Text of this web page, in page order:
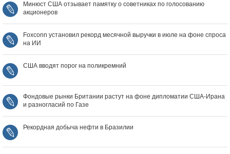
Минюст США отзывает памятку о советниках по голосованию
акционеров
Foxconn установил рекорд месячной выручки в июле на фоне спроса
на ИИ
США вводят порог на поликремний
Фондовые рынки Британии растут на фоне дипломатии США‑Ирана
и разногласий по Газе
Рекордная добыча нефти в Бразилии